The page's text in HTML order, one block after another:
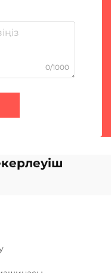
0/1000